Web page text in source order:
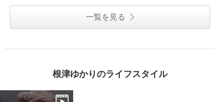
一覧を見る
根津ゆかりのライフスタイル